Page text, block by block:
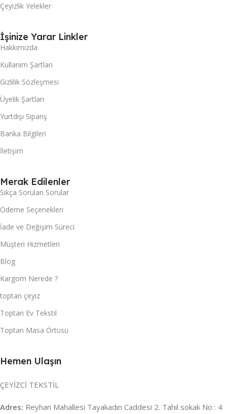
Çeyizlik Yelekler
İşinize Yarar Linkler
Hakkımızda
Kullanım Şartları
Gizlilik Sözleşmesi
Üyelik Şartları
Yurtdışı Sipariş
Banka Bilgileri
İletişim
Merak Edilenler
Sıkça Sorulan Sorular
Ödeme Seçenekleri
İade ve Değişim Süreci
Müşteri Hizmetleri
Blog
Kargom Nerede ?
toptan çeyiz
Toptan Ev Tekstil
Toptan Masa Örtüsü
Hemen Ulaşın
ÇEYİZCİ TEKSTİL
Adres: Reyhan Mahallesi Tayakadın Caddesi 2. Tahıl sokak No : 4